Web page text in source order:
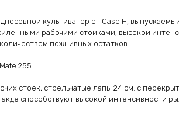
при
культиватор от CaseIH,
рабочими стойками, высокой
пожнивных остатков.
255:
стоек, стрельчатые лапы 24 см. с
способствуют высокой интенсивности